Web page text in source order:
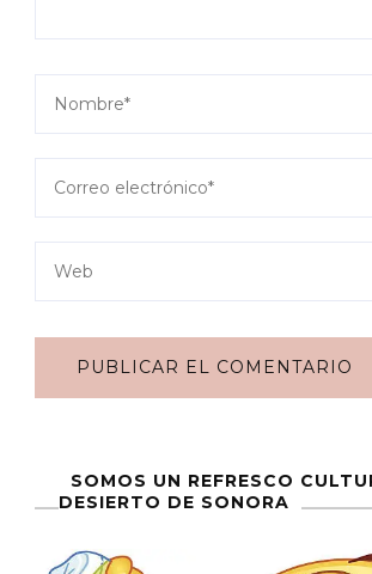
SOMOS UN REFRESCO
DESIERTO DE SONORA